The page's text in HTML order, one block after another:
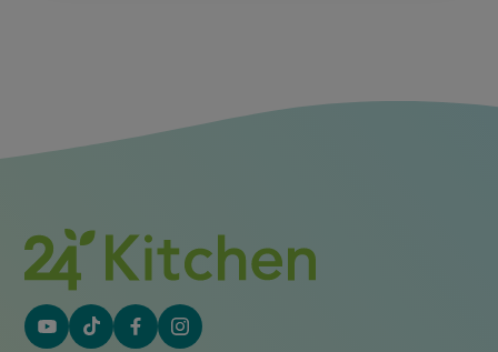
YouTubeTiktokFacebookInstagram